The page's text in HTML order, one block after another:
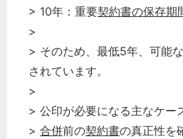
> 10年：重要契約書の保存期
>
> そのため、最低5年、可能
されています。
>
> 公印が必要になる主なケー
> 合併前の契約書の真正性を
どのカテゴリーに投